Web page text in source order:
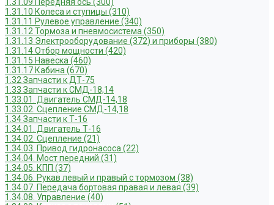
1.31.10 Колеса и ступицы (310)
1.31.11 Рулевое управление (340)
1.31.12 Тормоза и пневмосистема (350)
1.31.13 Электрооборудование (372) и приборы (380)
1.31.14 Отбор мощности (420)
1.31.15 Навеска (460)
1.31.17 Кабина (670)
1.32 Запчасти к ДТ-75
1.33 Запчасти к СМД-18,14
1.33.01. Двигатель СМД-14,18
1.33.02. Сцепление СМД-14,18
1.34 Запчасти к Т-16
1.34.01. Двигатель Т-16
1.34.02. Сцепление (21)
1.34.03. Привод гидронасоса (22)
1.34.04. Мост передний (31)
1.34.05. КПП (37)
1.34.06. Рукав левый и правый с тормозом (38)
1.34.07. Передача бортовая правая и левая (39)
1.34.08. Управление (40)